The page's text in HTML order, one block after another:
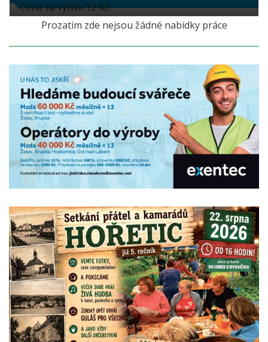
Cena za výtisk 12 Kč
Prozatím zde nejsou žádné nabídky práce